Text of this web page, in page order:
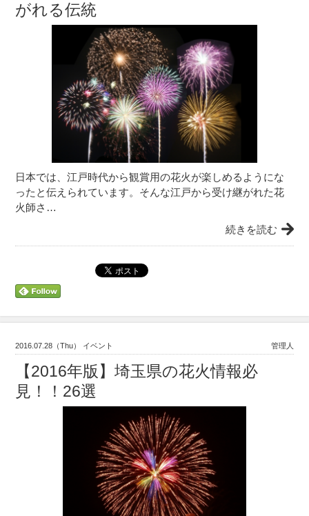
がれる伝統
日本では、江戸時代から観賞用の花火が楽しめるようにな
ったと伝えられています。そんな江戸から受け継がれた花
火師さ…
続きを読む
2016.07.28（Thu） イベント 管理人
【2016年版】埼玉県の花火情報必
見！！26選